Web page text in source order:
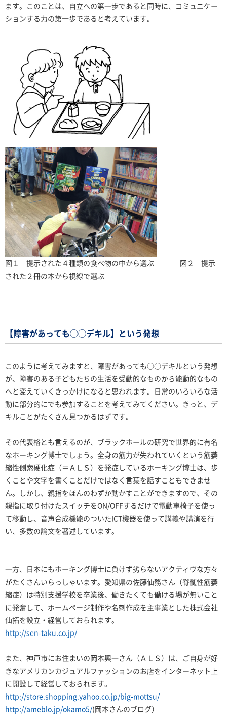
ます。このことは、自立への第一歩であると同時に、コミュニケー
ションする力の第一歩であると考えています。
図１ 提示された４種類の食べ物の中から選ぶ 図２ 提示
された２冊の本から視線で選ぶ
【障害があっても◯◯デキル】という発想
このように考えてみますと、障害があっても○○デキルという発想
が、障害のある子どもたちの生活を受動的なものから能動的なもの
へと変えていくきっかけになると思われます。日常のいろいろな活
動に部分的にでも参加することを考えてみてください。きっと、デ
キルことがたくさん見つかるはずです。
その代表格とも言えるのが、ブラックホールの研究で世界的に有名
なホーキング博士でしょう。全身の筋力が失われていくという筋萎
縮性側索硬化症（＝ＡＬＳ）を発症しているホーキング博士は、歩
くことや文字を書くことだけではなく言葉を話すこともできませ
ん。しかし、親指をほんのわずか動かすことができますので、その
親指に取り付けたスイッチをON/OFFするだけで電動車椅子を使っ
て移動し、音声合成機能のついたICT機器を使って講義や講演を行
い、多数の論文を著述しています。
一方、日本にもホーキング博士に負けず劣らないアクティヴな方々
がたくさんいらっしゃいます。愛知県の佐藤仙務さん（脊髄性筋萎
縮症）は特別支援学校を卒業後、働きたくても働ける場が無いこと
に発奮して、ホームページ制作や名刺作成を主事業とした株式会社
仙拓を設立・経営しておられます。
http://sen-taku.co.jp/
また、神戸市にお住まいの岡本興一さん（ＡＬＳ）は、ご自身が好
きなアメリカンカジュアルファッションのお店をインターネット上
に開設して経営しておられます。
http://store.shopping.yahoo.co.jp/big-mottsu/
http://ameblo.jp/okamo5/(岡本さんのブログ）